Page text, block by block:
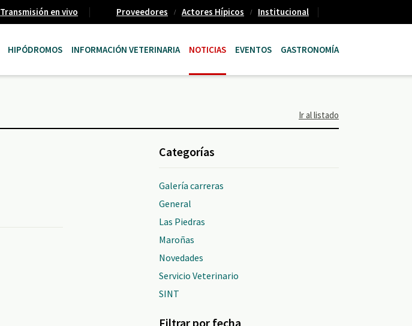
Transmisión en vivo Proveedores Actores Hípicos Institucional
HIPÓDROMOS INFORMACIÓN VETERINARIA NOTICIAS EVENTOS GASTRONOMÍA
Ir al listado
Categorías
Galería carreras
General
Las Piedras
Maroñas
Novedades
Servicio Veterinario
SINT
Filtrar por fecha